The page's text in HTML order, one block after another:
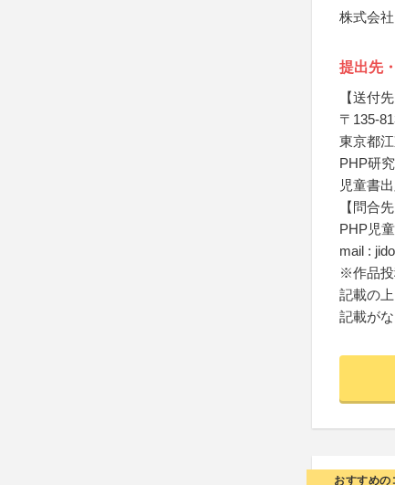
株式会
提出先
【送付先
〒135-
東京都
PHP研
児童書
【問合先
PHP児
mail :
※作品投
記載の
記載が
おすすめの